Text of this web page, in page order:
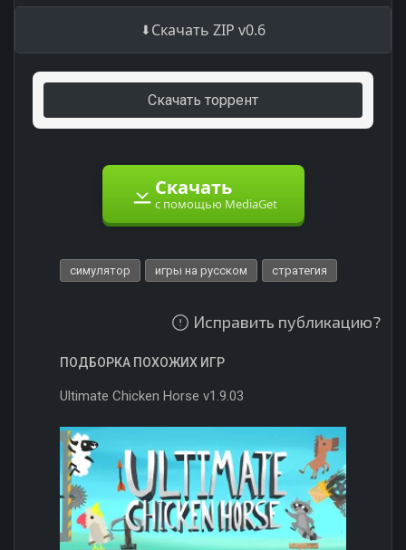
Скачать ZIP v0.6
Скачать торрент
Скачать
с помощью MediaGet
симулятор игры на русском стратегия
Исправить публикацию?
ПОДБОРКА ПОХОЖИХ ИГР
Ultimate Chicken Horse v1.9.03